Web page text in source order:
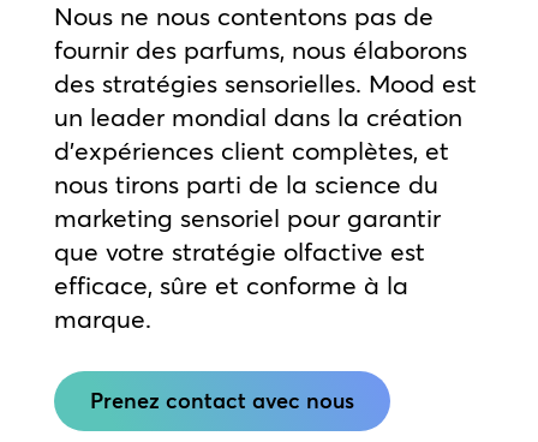
Nous ne nous contentons pas de
fournir des parfums, nous élaborons
des stratégies sensorielles. Mood est
un leader mondial dans la création
d’expériences client complètes, et
nous tirons parti de la science du
marketing sensoriel pour garantir
que votre stratégie olfactive est
efficace, sûre et conforme à la
marque.
Prenez contact avec nous